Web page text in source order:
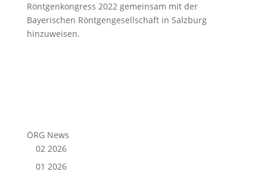
Röntgenkongress 2022 gemeinsam mit der
Bayerischen Röntgengesellschaft in Salzburg
hinzuweisen.
ÖRG News
02 2026
01 2026